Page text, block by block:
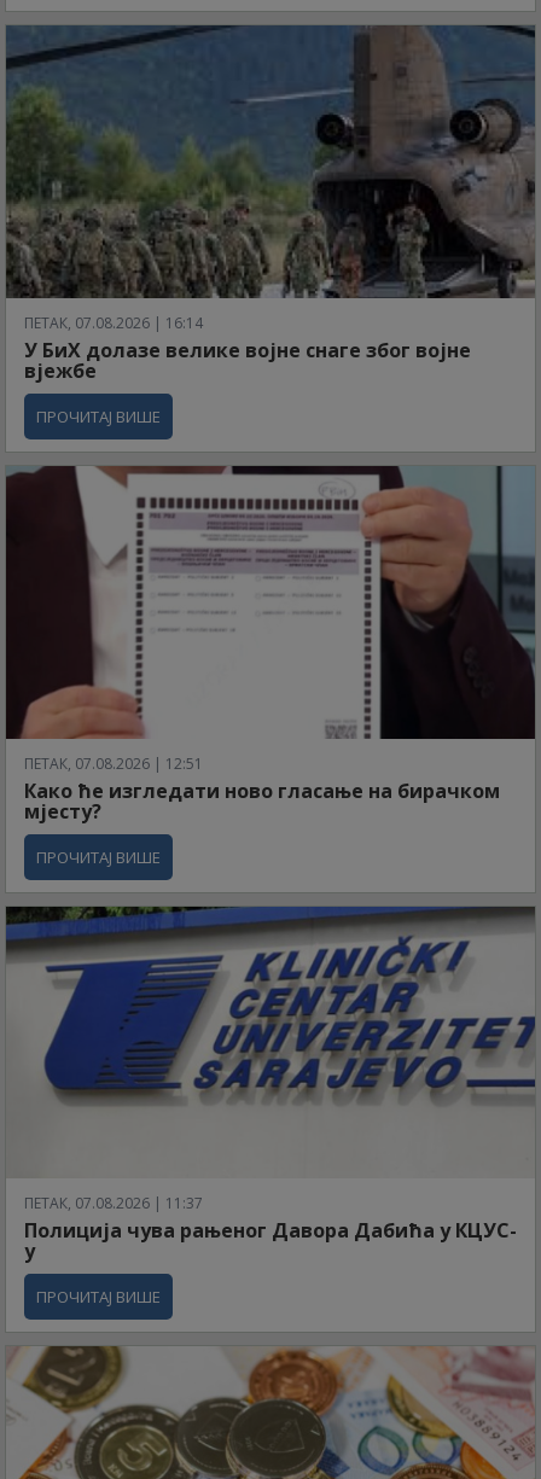
ПЕТАК, 07.08.2026 | 16:14
У БиХ долазе велике војне снаге због војне
вјежбе
ПРОЧИТАЈ ВИШЕ
ПЕТАК, 07.08.2026 | 12:51
Како ће изгледати ново гласање на бирачком
мјесту?
ПРОЧИТАЈ ВИШЕ
ПЕТАК, 07.08.2026 | 11:37
Полиција чува рањеног Давора Дабића у КЦУС-
у
ПРОЧИТАЈ ВИШЕ